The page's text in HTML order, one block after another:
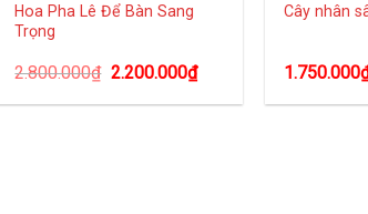
Hoa Pha Lê Để Bàn Sang
Trọng
2.800.000₫ 2.200.000₫
Cây nhân
1.750.000